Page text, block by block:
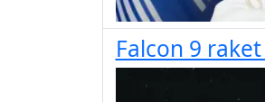
Falcon 9